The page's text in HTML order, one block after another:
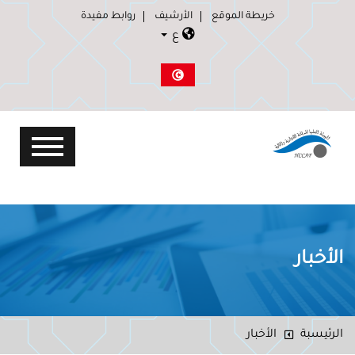
خريطة الموقع الأرشيف روابط مفيدة
ع
الأخبار
الرئيسبة الأخبار